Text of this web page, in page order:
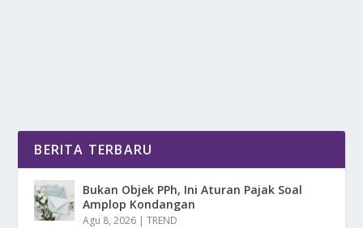
BERITA TERBARU
Bukan Objek PPh, Ini Aturan Pajak Soal
Amplop Kondangan
Agu 8, 2026 |TREND